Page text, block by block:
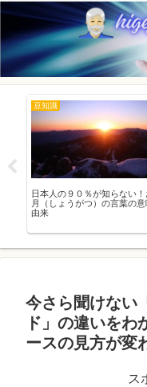
豆知識
日本人の９０％が知らない！
月（しょうがつ）の言葉の意
由来
今さら聞けない
ド」の違いをわ
ースの見方が変
ス